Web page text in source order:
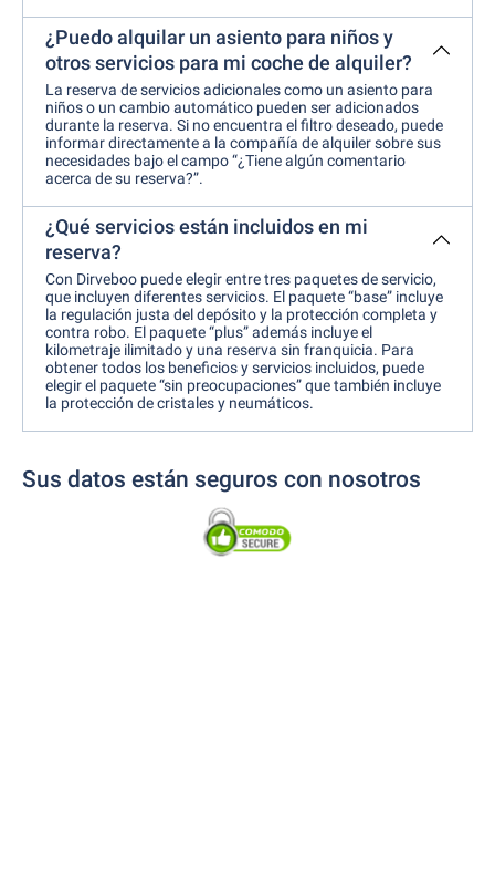
¿Puedo alquilar un asiento para niños y
otros servicios para mi coche de alquiler?
La reserva de servicios adicionales como un asiento para
niños o un cambio automático pueden ser adicionados
durante la reserva. Si no encuentra el filtro deseado, puede
informar directamente a la compañía de alquiler sobre sus
necesidades bajo el campo “¿Tiene algún comentario
acerca de su reserva?”.
¿Qué servicios están incluidos en mi
reserva?
Con Dirveboo puede elegir entre tres paquetes de servicio,
que incluyen diferentes servicios. El paquete “base” incluye
la regulación justa del depósito y la protección completa y
contra robo. El paquete “plus” además incluye el
kilometraje ilimitado y una reserva sin franquicia. Para
obtener todos los beneficios y servicios incluidos, puede
elegir el paquete “sin preocupaciones” que también incluye
la protección de cristales y neumáticos.
Sus datos están seguros con nosotros